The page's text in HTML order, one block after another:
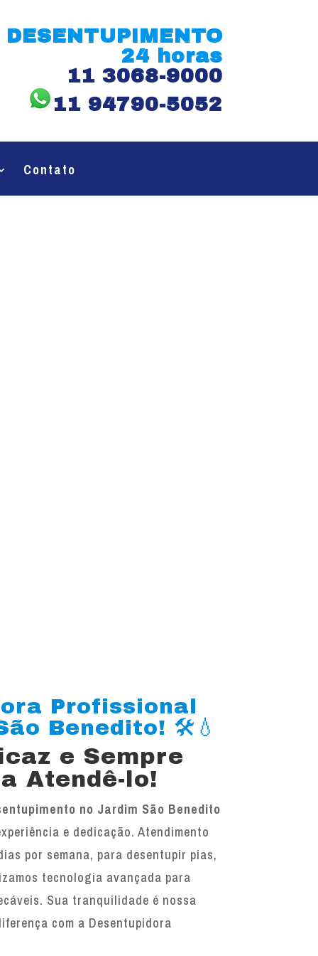
DESENTUPIMENTO
24 horas
11 3068-9000
11 94790-5052
Contato
Profissional
Benedito! 🛠️💧
e Sempre
Atendê-lo!
no Jardim São Benedito
e dedicação. Atendimento
por semana, para desentupir pias,
tecnologia avançada para
Sua tranquilidade é nossa
com a Desentupidora